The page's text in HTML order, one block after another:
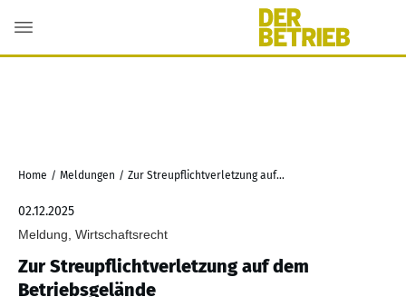
Home / Meldungen / Zur Streupflichtverletzung auf dem Betriebsgelände
02.12.2025
Meldung, Wirtschaftsrecht
Zur Streupflichtverletzung auf dem
Betriebsgelände